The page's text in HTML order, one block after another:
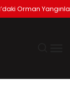
Orman